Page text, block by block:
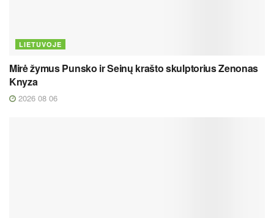
LIETUVOJE
Mirė žymus Punsko ir Seinų krašto skulptorius Zenonas
Knyza
2026 08 06